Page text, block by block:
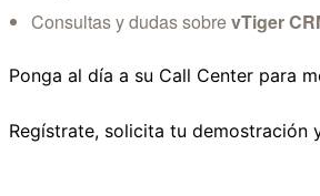
Consultas y dudas sobrevTiger
Ponga al día a su Call Center para
Regístrate, solicita tu demostración